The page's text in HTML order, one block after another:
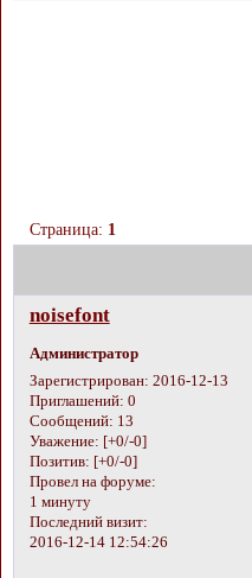
Страница: 1
noisefont
Администратор
Зарегистрирован: 2016-12-13
Приглашений: 0
Сообщений: 13
Уважение: [+0/-0]
Позитив: [+0/-0]
Провел на форуме:
1 минуту
Последний визит:
2016-12-14 12:54:26